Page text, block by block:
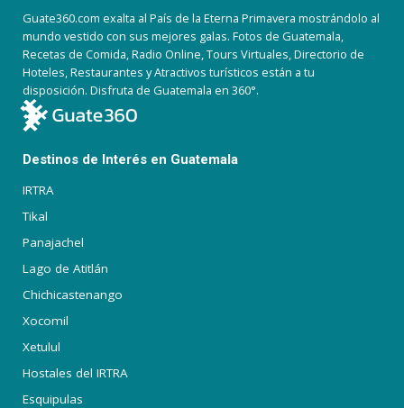
Guate360.com exalta al País de la Eterna Primavera mostrándolo al
mundo vestido con sus mejores galas. Fotos de Guatemala,
Recetas de Comida, Radio Online, Tours Virtuales, Directorio de
Hoteles, Restaurantes y Atractivos turísticos están a tu
disposición. Disfruta de Guatemala en 360°.
Destinos de Interés en Guatemala
IRTRA
Tikal
Panajachel
Lago de Atitlán
Chichicastenango
Xocomil
Xetulul
Hostales del IRTRA
Esquipulas